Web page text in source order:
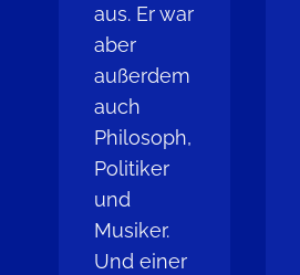
aus. Er war
aber
außerdem
auch
Philosoph,
Politiker
und
Musiker.
Und einer